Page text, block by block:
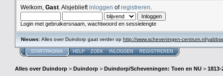
Welkom, Gast . Alsjeblieftinloggen ofregistreren
Login met gebruikersnaam, wachtwoord en sessielengte
Nieuws: Alles over Duindorp gaat verder op http://www.scheveningen-centrum.nl/
STARTPAGINA HELP ZOEK INLOGGEN REGISTREREN
Alles over Duindorp > Duindorp > Duindorp/Scheveningen: Toen en NU > 1813-